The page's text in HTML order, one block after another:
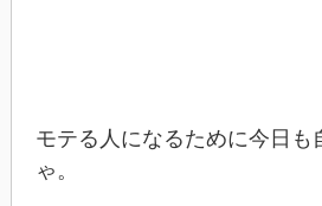
モテる人になるために今日も
ゃ。